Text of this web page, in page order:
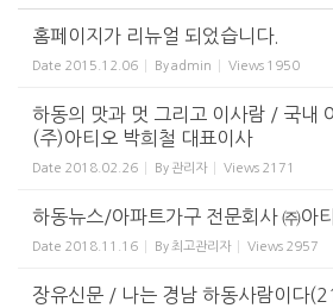
홈페이지가 리뉴얼 되었습니다.
Date 2015.12.06 Byadmin Views 1950
하동의 맛과 멋 그리고 이사람 / 국내
(주)아티오 박희철 대표이사
Date 2018.02.26 By 관리자 Views 2171
하동뉴스/아파트가구 전문회사 ㈜아
Date 2018.11.16 By최고관리자 Views 2957
장유신문 / 나는 경남 하동사람이다